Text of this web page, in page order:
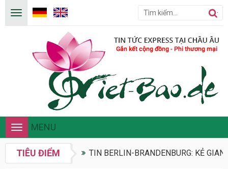
Toggle
navigation
MENU
TIÊU ĐIỂM TIN BERLIN-BRANDENBURG: KẺ